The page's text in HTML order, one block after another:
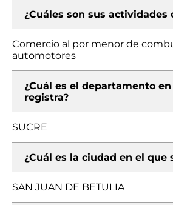
¿Cuáles son sus actividades
Comercio al por menor de
automotores
¿Cuál es el departamento
registra?
SUCRE
¿Cuál es la ciudad en el que
SAN JUAN DE BETULIA